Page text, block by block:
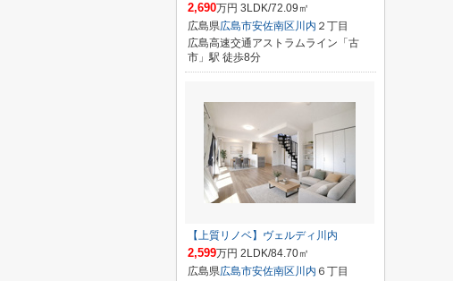
2,690万円 3LDK/72.09㎡
広島県広島市安佐南区 川内 ２丁目
広島高速交通アストラムライン「古
市」駅 徒歩8分
【上質リノベ】ヴェルディ川内
2,599万円 2LDK/84.70㎡
広島県広島市安佐南区 川内 ６丁目